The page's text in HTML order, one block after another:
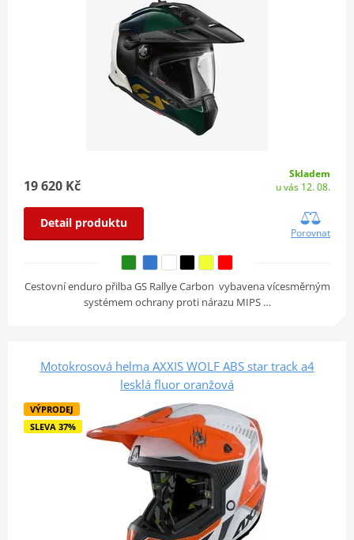
19 620 Kč
Skladem
u vás 12. 08.
Detail produktu
Porovnat
Cestovní enduro přilba GS Rallye Carbon vybavena vícesměrným
systémem ochrany proti nárazu MIPS …
Motokrosová helma AXXIS WOLF ABS star track a4
lesklá fluor oranžová
VÝPRODEJ
SLEVA 37%